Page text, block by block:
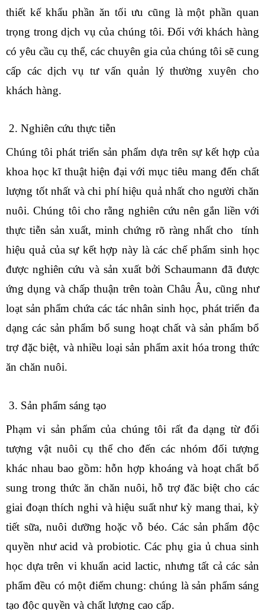
thiết kế khẩu phần ăn tối ưu cũng là một phần quan
trọng trong dịch vụ của chúng tôi. Đối với khách hàng
có yêu cầu cụ thể, các chuyên gia của chúng tôi sẽ cung
cấp các dịch vụ tư vấn quản lý thường xuyên cho
khách hàng.
2. Nghiên cứu thực tiễn
Chúng tôi phát triển sản phẩm dựa trên sự kết hợp của
khoa học kĩ thuật hiện đại với mục tiêu mang đến chất
lượng tốt nhất và chi phí hiệu quả nhất cho người chăn
nuôi. Chúng tôi cho rằng nghiên cứu nên gắn liền với
thực tiễn sản xuất, minh chứng rõ ràng nhất cho tính
hiệu quả của sự kết hợp này là các chế phẩm sinh học
được nghiên cứu và sản xuất bởi Schaumann đã được
ứng dụng và chấp thuận trên toàn Châu Âu, cũng như
loạt sản phẩm chứa các tác nhân sinh học, phát triển đa
dạng các sản phẩm bổ sung hoạt chất và sản phẩm bổ
trợ đặc biệt, và nhiều loại sản phẩm axit hóa trong thức
ăn chăn nuôi.
3. Sản phẩm sáng tạo
Phạm vi sản phẩm của chúng tôi rất đa dạng từ đối
tượng vật nuôi cụ thể cho đến các nhóm đối tượng
khác nhau bao gồm: hỗn hợp khoáng và hoạt chất bổ
sung trong thức ăn chăn nuôi, hỗ trợ đăc biệt cho các
giai đoạn thích nghi và hiệu suất như kỳ mang thai, kỳ
tiết sữa, nuôi dưỡng hoặc vỗ béo. Các sản phẩm độc
quyền như acid và probiotic. Các phụ gia ủ chua sinh
học dựa trên vi khuẩn acid lactic, nhưng tất cả các sản
phẩm đều có một điểm chung: chúng là sản phẩm sáng
tạo độc quyền và chất lượng cao cấp.